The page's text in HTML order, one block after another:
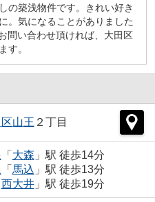
の築浅物件です。きれい好き
。気になることがありました
問い合わせ頂ければ、大田区
す。
山王 ２丁目
「 大森 」駅 徒歩14分
「 馬込 」駅 徒歩13分
西大井」駅 徒歩19分